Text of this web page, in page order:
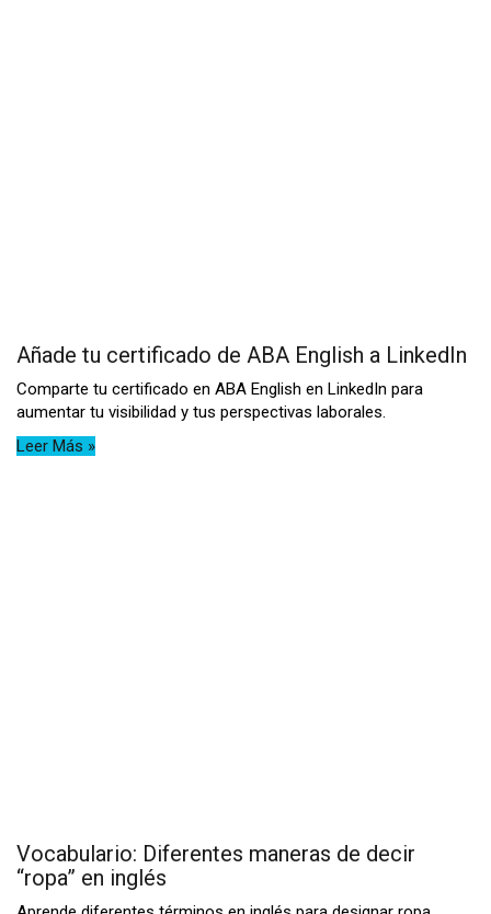
Añade tu certificado de ABA English a LinkedIn
Comparte tu certificado en ABA English en LinkedIn para
aumentar tu visibilidad y tus perspectivas laborales.
Leer Más »
Vocabulario: Diferentes maneras de decir
“ropa” en inglés